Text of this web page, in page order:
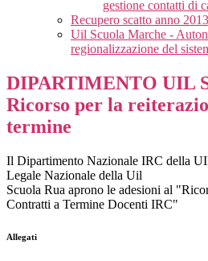
gestione contatti di
Recupero scatto anno
Uil Scuola Marche -
regionalizzazione del
DIPARTIMENTO UIL
Ricorso per la
termine
Il Dipartimento Nazionale IRC della
Legale Nazionale della Uil
Scuola Rua aprono le adesioni al
Contratti a Termine Docenti IRC"
Allegati